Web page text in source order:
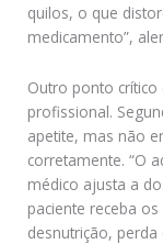
quilos, o que
medicamento”,
Outro ponto
profissional.
apetite, mas não
corretamente. “O
médico ajusta a
paciente receba
desnutrição,